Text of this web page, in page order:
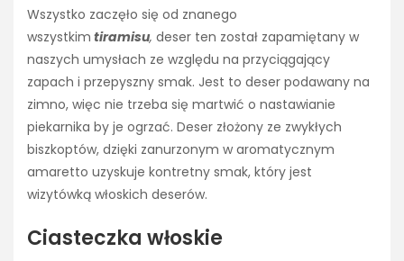
Wszystko zaczęło się od znanego
wszystkim tiramisu, deser ten został zapamiętany w
naszych umysłach ze względu na przyciągający
zapach i przepyszny smak. Jest to deser podawany na
zimno, więc nie trzeba się martwić o nastawianie
piekarnika by je ogrzać. Deser złożony ze zwykłych
biszkoptów, dzięki zanurzonym w aromatycznym
amaretto uzyskuje kontretny smak, który jest
wizytówką włoskich deserów.
Ciasteczka włoskie